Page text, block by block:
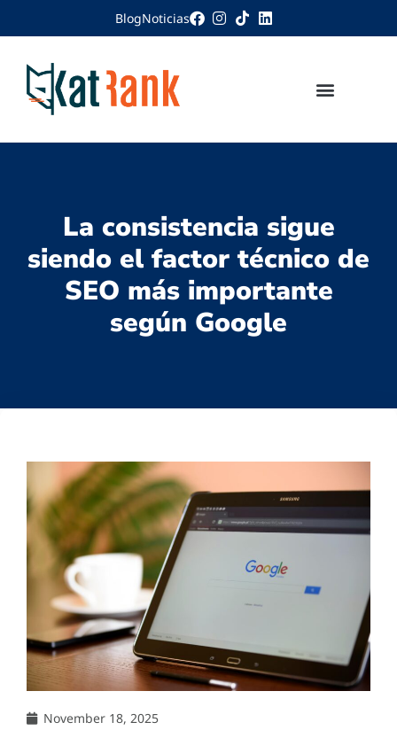
BlogNoticias
La consistencia sigue
siendo el factor técnico de
SEO más importante
según Google
November 18, 2025